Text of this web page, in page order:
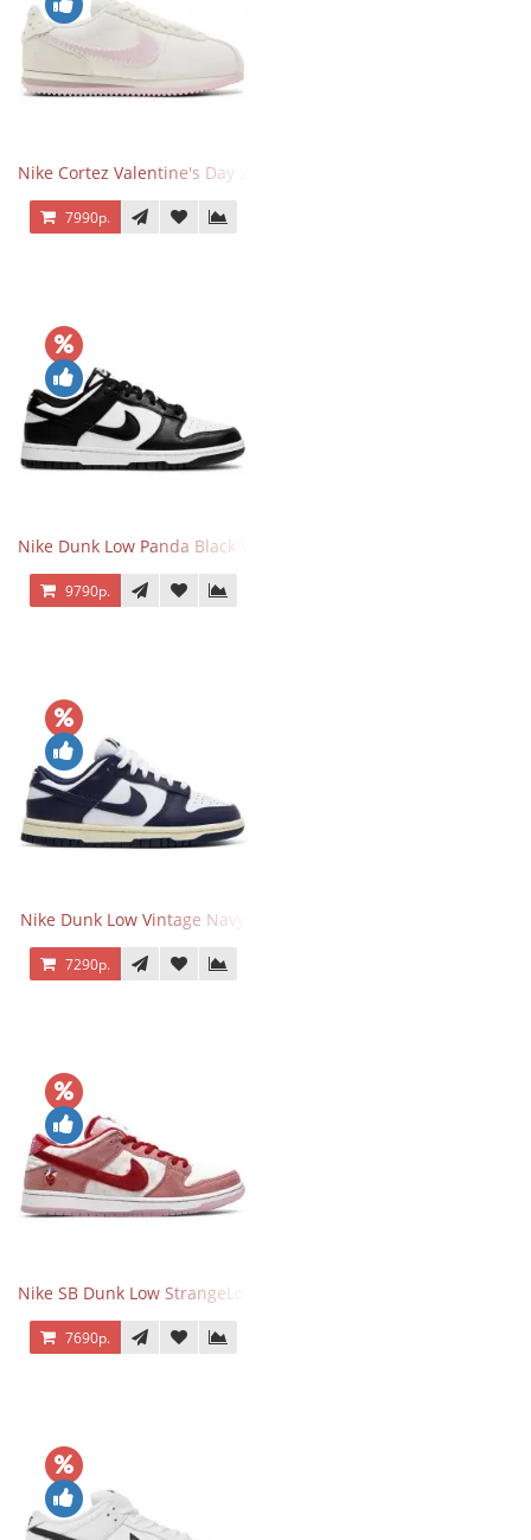
Nike Cortez Valentine's Day 2025
7990р.
Nike Dunk Low Panda Black White
9790р.
Nike Dunk Low Vintage Navy
7290р.
Nike SB Dunk Low StrangeLove Valentine's Day
7690р.